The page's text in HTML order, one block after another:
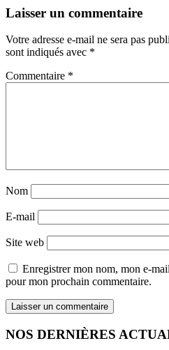
Laisser un commentaire
Votre adresse e-mail ne sera pas
sont indiqués avec *
Commentaire *
Nom
E-mail
Site web
Enregistrer mon nom, mon e-
pour mon prochain commentaire.
NOS DERNIÈRES